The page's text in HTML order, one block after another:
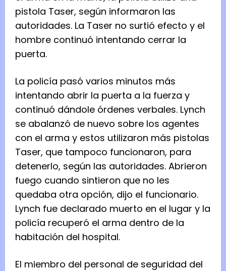
pistola Taser, según informaron las
autoridades. La Taser no surtió efecto y el
hombre continuó intentando cerrar la
puerta.
La policía pasó varios minutos más
intentando abrir la puerta a la fuerza y ​​​​
continuó dándole órdenes verbales. Lynch
se abalanzó de nuevo sobre los agentes
con el arma y estos utilizaron más pistolas
Taser, que tampoco funcionaron, para
detenerlo, según las autoridades. Abrieron
fuego cuando sintieron que no les
quedaba otra opción, dijo el funcionario.
Lynch fue declarado muerto en el lugar y la
policía recuperó el arma dentro de la
habitación del hospital.
El miembro del personal de seguridad del